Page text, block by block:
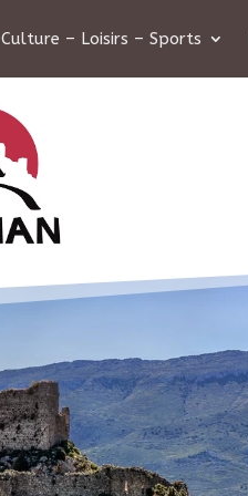
Culture – Loisirs – Sports